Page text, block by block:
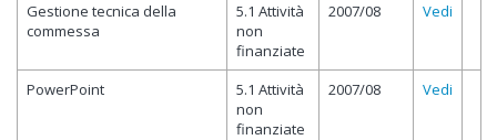
Gestione tecnica della
commessa
5.1 Attività
non
finanziate
2007/08 Vedi
PowerPoint
5.1 Attività
non
finanziate
2007/08 Vedi